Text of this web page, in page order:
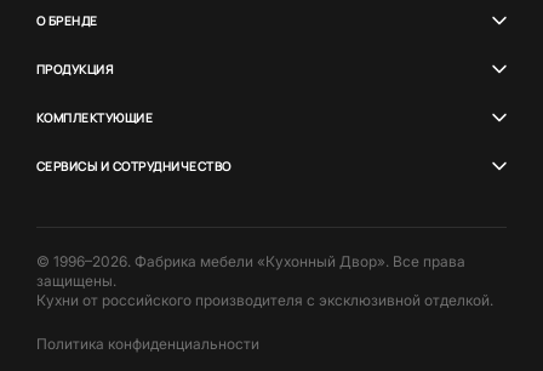
О БРЕНДЕ
ПРОДУКЦИЯ
КОМПЛЕКТУЮЩИЕ
СЕРВИСЫ И СОТРУДНИЧЕСТВО
© 1996–2026. Фабрика мебели «Кухонный Двор». Все права
защищены.
Кухни от российского производителя с эксклюзивной отделкой.
Политика конфиденциальности